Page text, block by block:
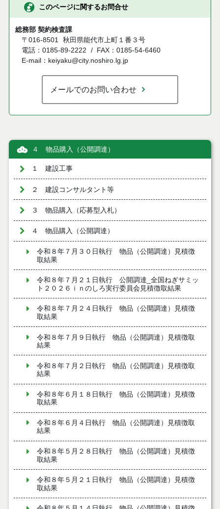
このページに関するお問合せ
総務部 契約検査課
〒016-8501 秋田県能代市上町１番３号
電話：0185-89-2222
FAX：0185-54-6460
E-mail：keiyaku@city.noshiro.lg.jp
メールでのお問い合わせ
４ 物品購入（公開調達）
１ 建設工事
２ 建設コンサルタント等
３ 物品購入（応募型入札）
４ 物品購入（公開調達）
令和８年７月３０日執行 物品（公開調達）見積徴
取結果
令和８年７月２１日執行 公開調達_全国ねぎサミッ
ト２０２６ｉｎのしろ実行委員会見積徴取結果
令和８年７月２４日執行 物品（公開調達）見積徴
取結果
令和８年７月９日執行 物品（公開調達）見積徴取
結果
令和８年７月２日執行 物品（公開調達）見積徴取
結果
令和８年６月１８日執行 物品（公開調達）見積徴
取結果
令和８年６月４日執行 物品（公開調達）見積徴取
結果
令和８年５月２８日執行 物品（公開調達）見積徴
取結果
令和８年５月２１日執行 物品（公開調達）見積徴
取結果